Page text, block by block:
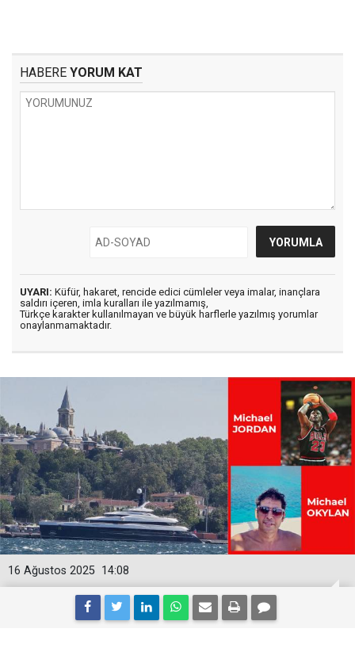
HABERE YORUM KAT
UYARI: Küfür, hakaret, rencide edici cümleler veya imalar, inançlara
saldırı içeren, imla kuralları ile yazılmamış,
Türkçe karakter kullanılmayan ve büyük harflerle yazılmış yorumlar
onaylanmamaktadır.
14:08
16 Ağustos 2025